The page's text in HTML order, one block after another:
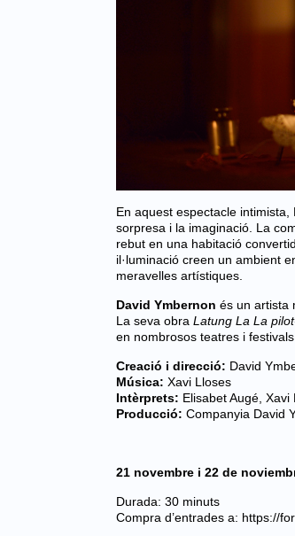
En aquest espectacle intimista,
sorpresa i la imaginació. La
rebut en una habitació
il·luminació creen un ambient
meravelles artístiques.
David Ymbernon és un artista
La seva obra Latung La La
en nombrosos teatres i
Creació i direcció: David
Música: Xavi Lloses
Intèrprets: Elisabet Augé,
Producció: Companyia David
21 novembre i 22 de
Durada: 30 minuts
Compra d’entrades a: https://